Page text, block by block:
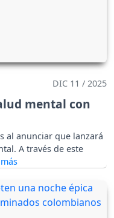
DIC 11 / 2025
mental con
al anunciar que lanzará
A través de este